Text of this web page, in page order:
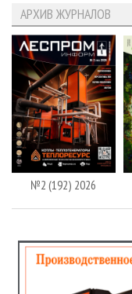
АРХИВ ЖУРНАЛОВ
№2 (192) 2026